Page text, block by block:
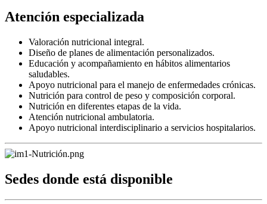
Atención especializada
Valoración nutricional integral.
Diseño de planes de alimentación personalizados.
Educación y acompañamiento en hábitos alimentarios
saludables.
Apoyo nutricional para el manejo de enfermedades crónicas.
Nutrición para control de peso y composición corporal.
Nutrición en diferentes etapas de la vida.
Atención nutricional ambulatoria.
Apoyo nutricional interdisciplinario a servicios hospitalarios.
Sedes donde está disponible